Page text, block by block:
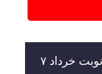
در امتحان نهایی ریاضی و آمار نوبت خرداد ۷